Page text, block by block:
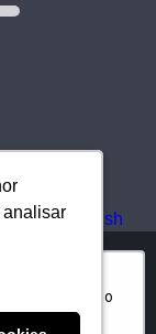
analisar
analisar
nosso time
para conhecer o